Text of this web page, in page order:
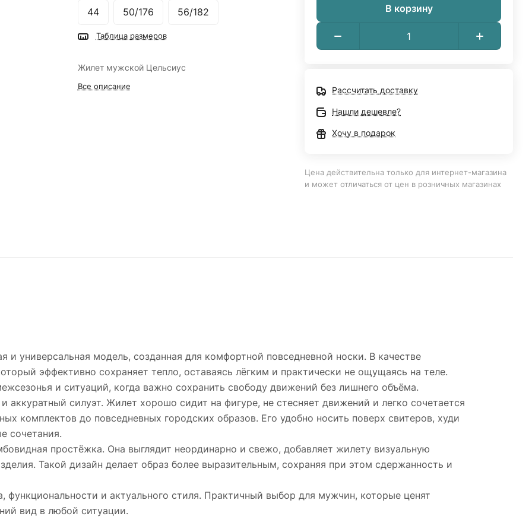
44 50/176 56/182
Таблица размеров
Жилет мужской Цельсиус
Все описание
В корзину
Рассчитать доставку
Нашли дешевле?
Хочу в подарок
Цена действительна только для интернет-магазина
и может отличаться от цен в розничных магазинах
универсальная модель, созданная для комфортной повседневной носки. В качестве
эффективно сохраняет тепло, оставаясь лёгким и практически не ощущаясь на теле.
и ситуаций, когда важно сохранить свободу движений без лишнего объёма.
силуэт. Жилет хорошо сидит на фигуре, не стесняет движений и легко сочетается
комплектов до повседневных городских образов. Его удобно носить поверх свитеров, худи
сочетания.
простёжка. Она выглядит неординарно и свежо, добавляет жилету визуальную
Такой дизайн делает образ более выразительным, сохраняя при этом сдержанность и
и актуального стиля. Практичный выбор для мужчин, которые ценят
вид в любой ситуации.